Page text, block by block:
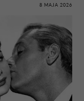
8 MAJA 2026